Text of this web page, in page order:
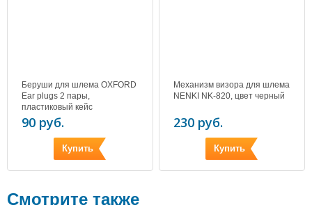
Беруши для шлема OXFORD
Ear plugs 2 пары,
пластиковый кейс
90 руб.
Купить
Механизм визора для шлема
NENKI NK-820, цвет черный
230 руб.
Купить
Смотрите также